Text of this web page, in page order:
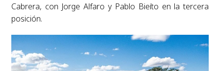
Cabrera, con Jorge Alfaro y Pablo Bieíto en la tercera
posición.